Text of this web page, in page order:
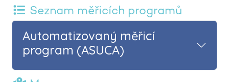
Seznam měřicích programů
Automatizovaný měřicí
program (ASUCA)